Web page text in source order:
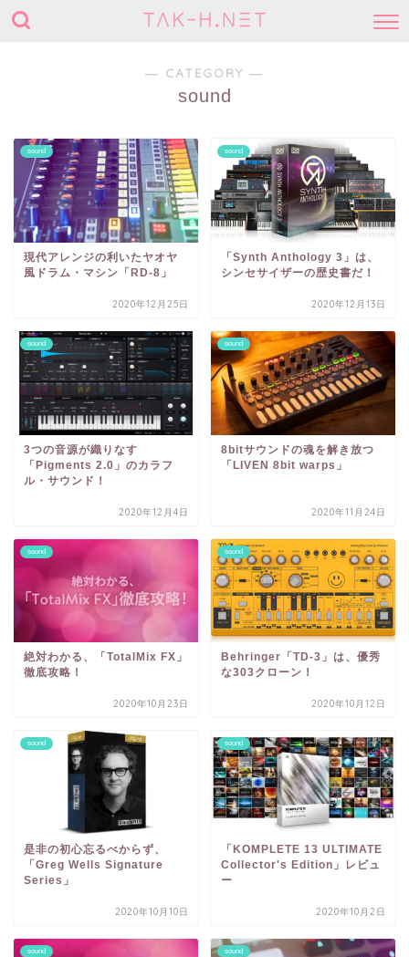
― CATEGORY ―
sound
sound
現代アレンジの利いたヤオヤ
風ドラム・マシン「RD-8」
2020年12月25日
sound
「Synth Anthology 3」は、
シンセサイザーの歴史書だ！
2020年12月13日
sound
3つの音源が織りなす
「Pigments 2.0」のカラフ
ル・サウンド！
2020年12月4日
sound
8bitサウンドの魂を解き放つ
「LIVEN 8bit warps」
2020年11月24日
sound
絶対わかる、「TotalMix FX」
徹底攻略！
2020年10月23日
sound
Behringer「TD-3」は、優秀
な303クローン！
2020年10月12日
sound
是非の初心忘るべからず、
「Greg Wells Signature
Series」
2020年10月10日
sound
「KOMPLETE 13 ULTIMATE
Collector's Edition」レビュ
ー
2020年10月2日
sound sound